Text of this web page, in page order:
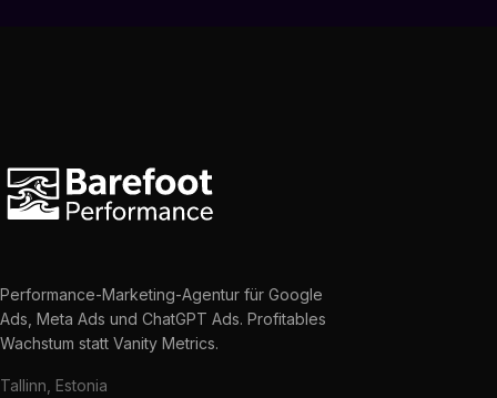
Performance-Marketing-Agentur für Google
Ads, Meta Ads und ChatGPT Ads. Profitables
Wachstum statt Vanity Metrics.
Tallinn, Estonia